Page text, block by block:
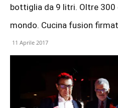
bottiglia da 9 litri. Oltre
mondo. Cucina fusion
11 Aprile 2017